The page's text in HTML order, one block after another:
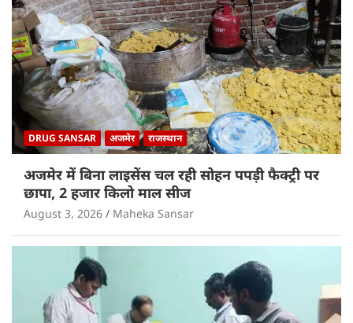
DRUG SANSAR अजमेर राजस्थान
अजमेर में बिना लाइसेंस चल रही सोहन पपड़ी फैक्ट्री पर
छापा, 2 हजार किलो माल सीज
August 3, 2026 Maheka Sansar